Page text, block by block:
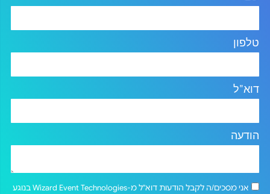
טלפון
דוא"ל
הודעה
אני מסכים/ה לקבל הודעות דוא"ל מ-Wizard Event Technologies בנוגע